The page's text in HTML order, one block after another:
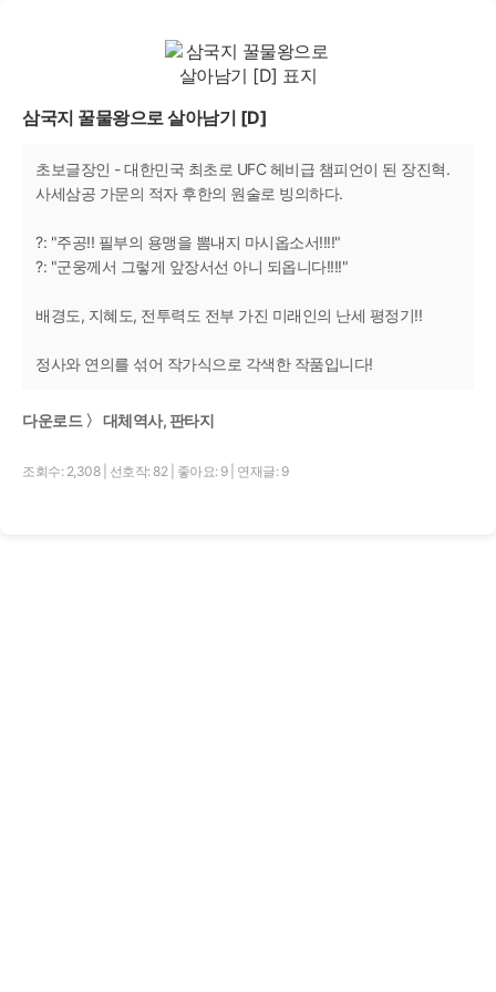
삼국지 꿀물왕으로 살아남기 [D]
초보글장인 - 대한민국 최초로 UFC 헤비급 챔피언이 된 장진혁.
사세삼공 가문의 적자 후한의 원술로 빙의하다.
?: "주공!! 필부의 용맹을 뽐내지 마시옵소서!!!!"
?: "군웅께서 그렇게 앞장서선 아니 되옵니다!!!!"
배경도, 지혜도, 전투력도 전부 가진 미래인의 난세 평정기!!
정사와 연의를 섞어 작가식으로 각색한 작품입니다!
다운로드 〉 대체역사, 판타지
조회수: 2,308 선호작: 82 좋아요: 9 연재글: 9